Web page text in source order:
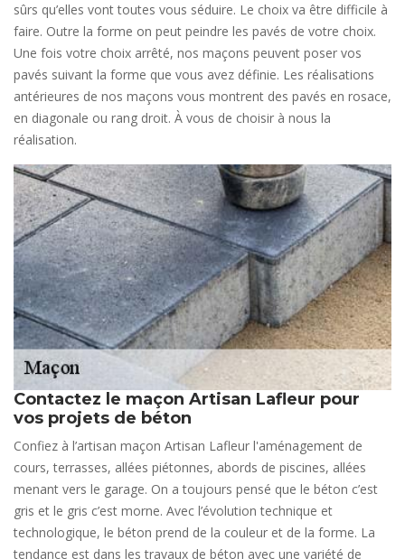
sûrs qu’elles vont toutes vous séduire. Le choix va être difficile à
faire. Outre la forme on peut peindre les pavés de votre choix.
Une fois votre choix arrêté, nos maçons peuvent poser vos
pavés suivant la forme que vous avez définie. Les réalisations
antérieures de nos maçons vous montrent des pavés en rosace,
en diagonale ou rang droit. À vous de choisir à nous la
réalisation.
Contactez le maçon Artisan Lafleur pour
vos projets de béton
Confiez à l’artisan maçon Artisan Lafleur l'aménagement de
cours, terrasses, allées piétonnes, abords de piscines, allées
menant vers le garage. On a toujours pensé que le béton c’est
gris et le gris c’est morne. Avec l’évolution technique et
technologique, le béton prend de la couleur et de la forme. La
tendance est dans les travaux de béton avec une variété de